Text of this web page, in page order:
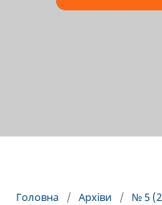
Головна / Архіви / № 5